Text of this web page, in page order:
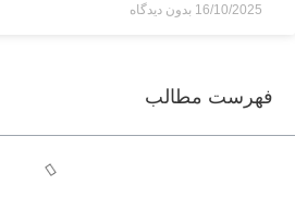
16/10/2025 بدون دیدگاه
فهرست مطالب